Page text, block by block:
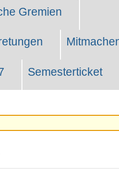
Gremien
Semesterticket